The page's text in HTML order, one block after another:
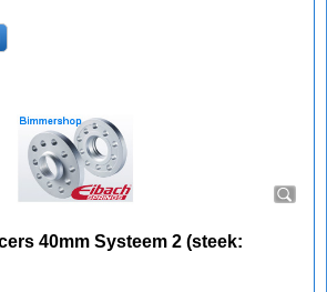
40mm Systeem 2 (steek: